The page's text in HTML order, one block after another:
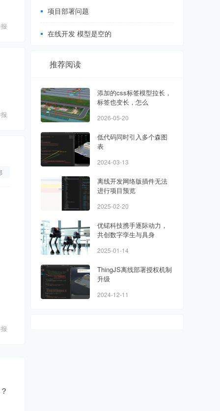
项目部署问题
在线开发 模型是空的
推荐阅读
添加的css标签模型拉长，
标签也变长，怎么
2026-05-20
低代码同时引入多个森图
表
2024-03-13
离线开发网络版插件无法
进行项目预览
2025-02-20
优锘科技携手逐际动力，
共创数字孪生与具身
2025-01-14
ThingJS离线部署授权机制
升级
2024-12-11